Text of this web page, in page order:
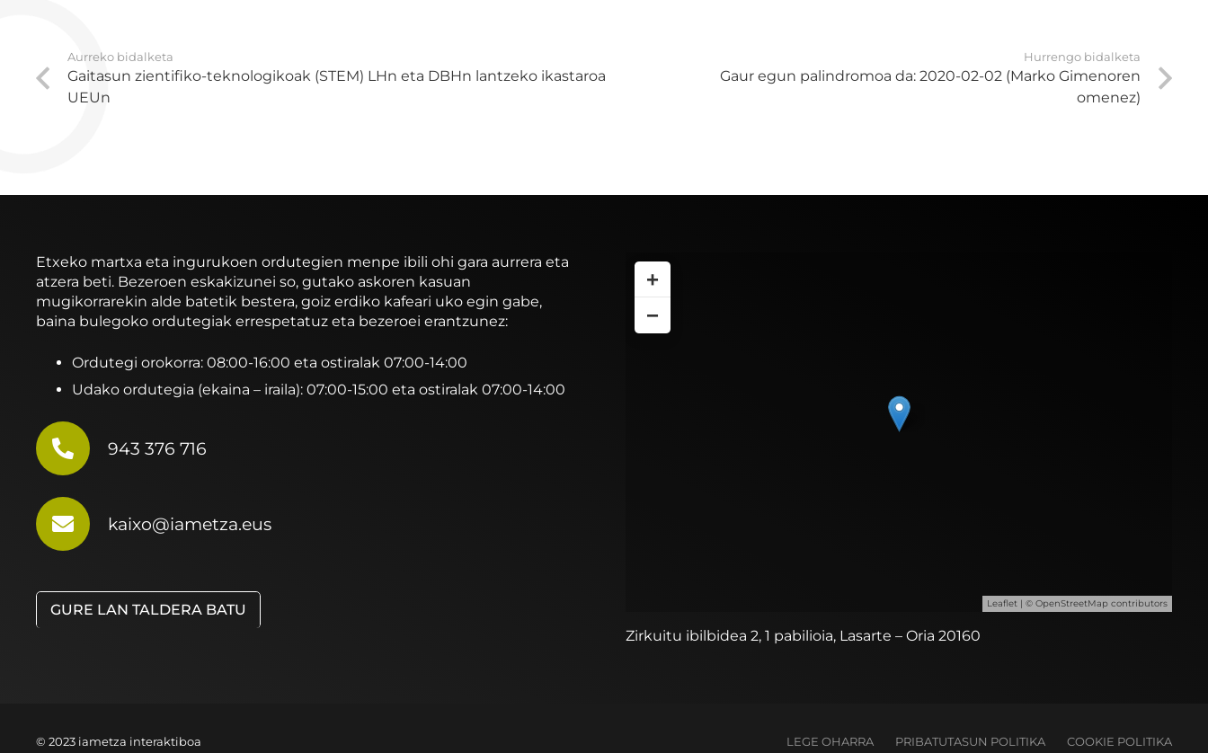
Aurreko bidalketa
Gaitasun zientifiko-teknologikoak (STEM) LHn eta DBHn lantzeko ikastaroa
UEUn
Hurrengo bidalketa
Gaur egun palindromoa da: 2020-02-02 (Marko Gimenoren
omenez)
Etxeko martxa eta ingurukoen ordutegien menpe ibili ohi gara aurrera eta
atzera beti. Bezeroen eskakizunei so, gutako askoren kasuan
mugikorrarekin alde batetik bestera, goiz erdiko kafeari uko egin gabe,
baina bulegoko ordutegiak errespetatuz eta bezeroei erantzunez:
Ordutegi orokorra: 08:00-16:00 eta ostiralak 07:00-14:00
Udako ordutegia (ekaina – iraila): 07:00-15:00 eta ostiralak 07:00-14:00
943 376 716
kaixo@iametza.eus
GURE LAN TALDERA BATU
+
−
Leaflet | © OpenStreetMap contributors
Zirkuitu ibilbidea 2, 1 pabilioia, Lasarte – Oria 20160
© 2023 iametza interaktiboa LEGE OHARRA PRIBATUTASUN POLITIKA COOKIE POLITIKA